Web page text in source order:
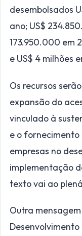
desembolsados
ano; US$
173.950.000 em
e US$ 4 milhões
Os recursos
expansão do
vinculado à
e o
empresas no
implementação
texto vai ao
Outra
Desenvolvimento